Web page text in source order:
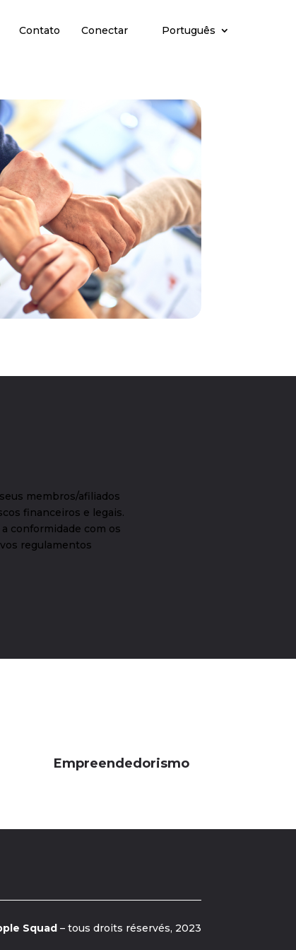
Contato Conectar Português
membros/afiliados
financeiros e legais.
conformidade com os
regulamentos
Empreendedorismo
Squad– tous droits réservés, 2023